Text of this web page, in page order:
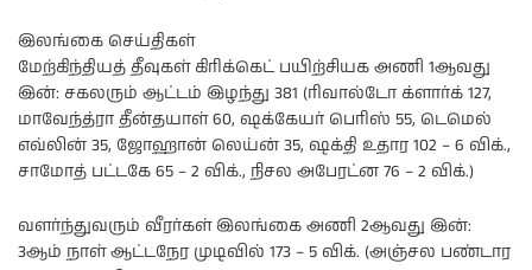
இலங்கை செய்திகள்
மேற்கிந்தியத் தீவுகள் கிரிக்கெட் பயிற்சியக அணி 1ஆவது
இன்: சகலரும் ஆட்டம் இழந்து 381 (ரிவால்டோ க்ளார்க் 127,
மாவேந்த்ரா தீன்தயாள் 60, ஷக்கேயர் பெரிஸ் 55, டெமெல்
எவ்லின் 35, ஜோஹான் லெய்ன் 35, ஷக்தி உதார 102 – 6 விக்.,
சாமோத் பட்டகே 65 – 2 விக்., நிசல அபேரட்ன 76 – 2 விக்.)
வளர்ந்துவரும் வீரர்கள் இலங்கை அணி 2ஆவது இன்:
3ஆம் நாள் ஆட்டநேர முடிவில் 173 – 5 விக். (அஞ்சல பண்டார